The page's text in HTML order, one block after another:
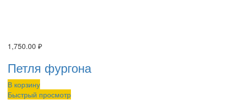
1,750.00 ₽
Петля фургона
В корзину
Быстрый просмотр